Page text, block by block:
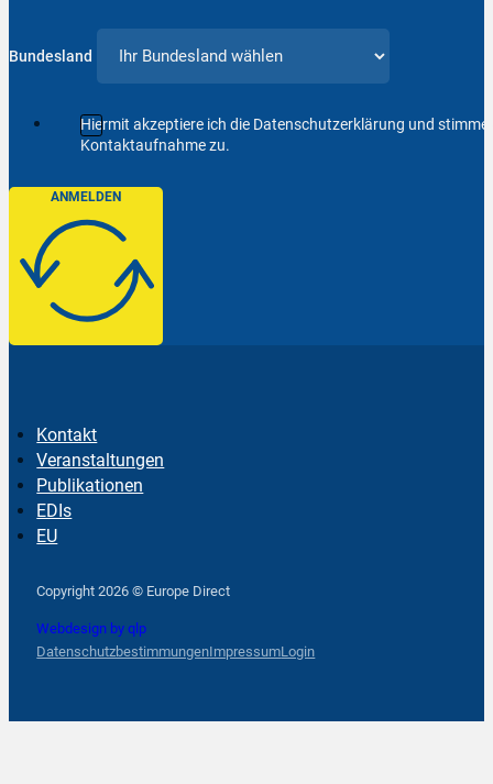
Bundesland
Hiermit akzeptiere ich die Datenschutzerklärung und
Kontaktaufnahme zu.
ANMELDEN
Kontakt
Veranstaltungen
Publikationen
EDIs
EU
Copyright 2026 © Europe Direct
Webdesign by qlp
DatenschutzbestimmungenImpressumLogin